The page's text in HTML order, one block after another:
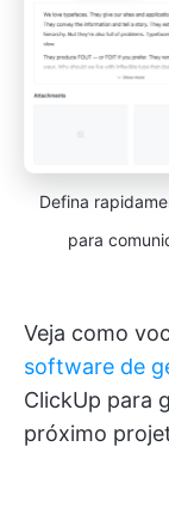
Defina
para
Veja como
software de
ClickUp para
próximo